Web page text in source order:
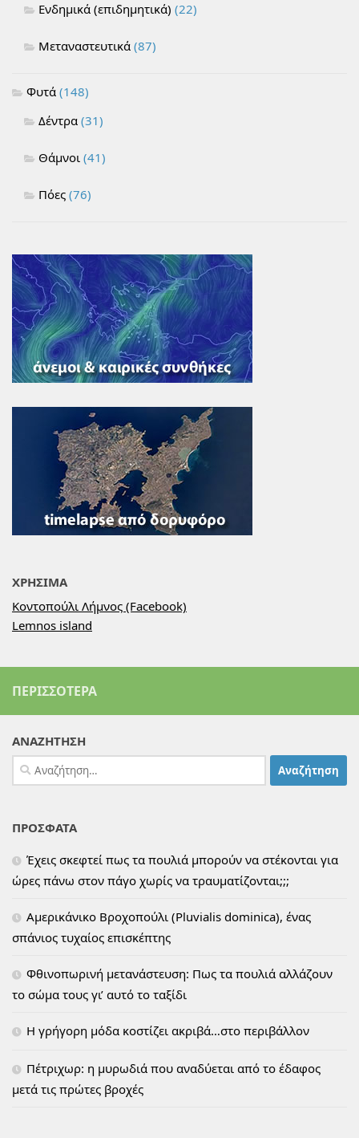
Ενδημικά (επιδημητικά) (22)
Μεταναστευτικά (87)
Φυτά (148)
Δέντρα (31)
Θάμνοι (41)
Πόες (76)
ΧΡΗΣΙΜΑ
Κοντοπούλι Λήμνος (Facebook)
Lemnos island
ΠΕΡΙΣΣΌΤΕΡΑ
ΑΝΑΖΗΤΗΣΗ
Αναζήτηση
για:
ΠΡΟΣΦΑΤΑ
Έχεις σκεφτεί πως τα πουλιά μπορούν να στέκονται για
ώρες πάνω στον πάγο χωρίς να τραυματίζονται;;;
Αμερικάνικο Βροχοπούλι (Pluvialis dominica), ένας
σπάνιος τυχαίος επισκέπτης
Φθινοπωρινή μετανάστευση: Πως τα πουλιά αλλάζουν
το σώμα τους γι’ αυτό το ταξίδι
H γρήγορη μόδα κοστίζει ακριβά…στο περιβάλλον
Πέτριχωρ: η μυρωδιά που αναδύεται από το έδαφος
μετά τις πρώτες βροχές